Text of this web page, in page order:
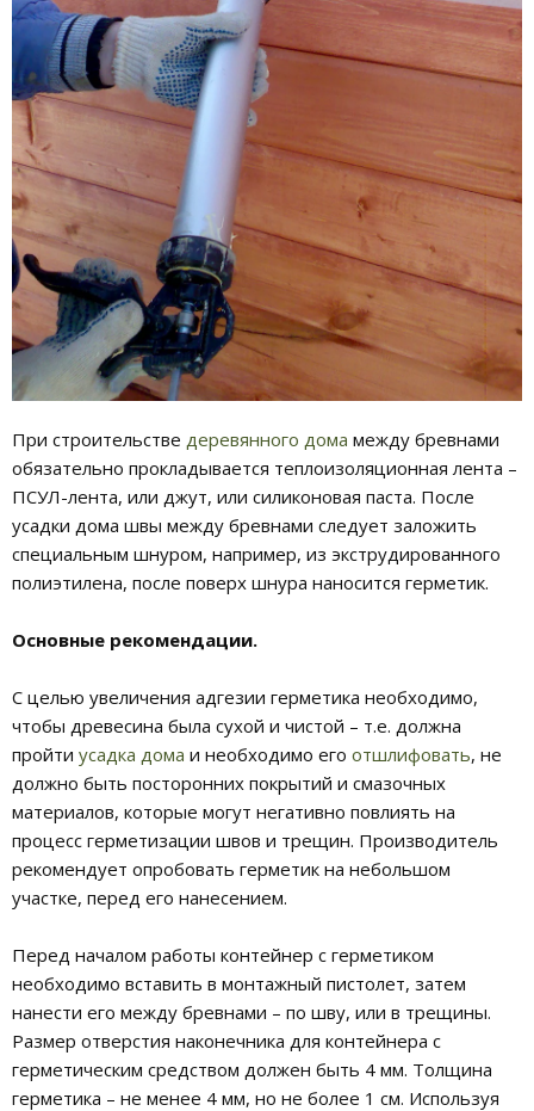
При строительстве деревянного дома между бревнами
обязательно прокладывается теплоизоляционная лента –
ПСУЛ-лента, или джут, или силиконовая паста. После
усадки дома швы между бревнами следует заложить
специальным шнуром, например, из экструдированного
полиэтилена, после поверх шнура наносится герметик.
Основные рекомендации.
С целью увеличения адгезии герметика необходимо,
чтобы древесина была сухой и чистой – т.е. должна
пройти усадка дома и необходимо его отшлифовать, не
должно быть посторонних покрытий и смазочных
материалов, которые могут негативно повлиять на
процесс герметизации швов и трещин. Производитель
рекомендует опробовать герметик на небольшом
участке, перед его нанесением.
Перед началом работы контейнер с герметиком
необходимо вставить в монтажный пистолет, затем
нанести его между бревнами – по шву, или в трещины.
Размер отверстия наконечника для контейнера с
герметическим средством должен быть 4 мм. Толщина
герметика – не менее 4 мм, но не более 1 см. Используя